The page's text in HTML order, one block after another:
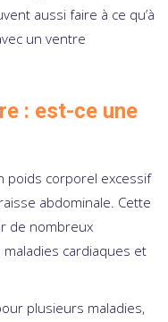
aussi faire à ce qu’à
un ventre
: est-ce une
poids corporel excessif
abdominale. Cette
de nombreux
cardiaques et
plusieurs maladies,